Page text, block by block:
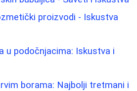
proizvodi - Iskustva
u podočnjacima: Iskustva i
borama: Najbolji tretmani i